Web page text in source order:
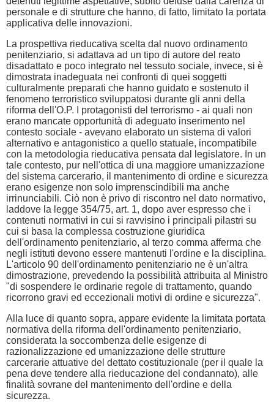
personale e di strutture che hanno, di fatto, limitato la portata
applicativa delle innovazioni.
La prospettiva rieducativa scelta dal nuovo ordinamento
penitenziario, si adattava ad un tipo di autore del reato
disadattato e poco integrato nel tessuto sociale, invece, si è
dimostrata inadeguata nei confronti di quei soggetti
culturalmente preparati che hanno guidato e sostenuto il
fenomeno terroristico sviluppatosi durante gli anni della
riforma dell'O.P. I protagonisti del terrorismo - ai quali non
erano mancate opportunità di adeguato inserimento nel
contesto sociale - avevano elaborato un sistema di valori
alternativo e antagonistico a quello statuale, incompatibile
con la metodologia rieducativa pensata dal legislatore. In un
tale contesto, pur nell'ottica di una maggiore umanizzazione
del sistema carcerario, il mantenimento di ordine e sicurezza
erano esigenze non solo imprenscindibili ma anche
irrinunciabili. Ciò non è privo di riscontro nel dato normativo,
laddove la legge 354/75, art. 1, dopo aver espresso che i
contenuti normativi in cui si ravvisino i principali pilastri su
cui si basa la complessa costruzione giuridica
dell'ordinamento penitenziario, al terzo comma afferma che
negli istituti devono essere mantenuti l'ordine e la disciplina.
L'articolo 90 dell'ordinamento penitenziario ne è un'altra
dimostrazione, prevedendo la possibilità attribuita al Ministro
"di sospendere le ordinarie regole di trattamento, quando
ricorrono gravi ed eccezionali motivi di ordine e sicurezza".
Alla luce di quanto sopra, appare evidente la limitata portata
normativa della riforma dell'ordinamento penitenziario,
considerata la soccombenza delle esigenze di
razionalizzazione ed umanizzazione delle strutture
carcerarie attuative del dettato costituzionale (per il quale la
pena deve tendere alla rieducazione del condannato), alle
finalità sovrane del mantenimento dell'ordine e della
sicurezza.